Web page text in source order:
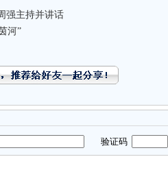
强主持并讲话
河”
验证码